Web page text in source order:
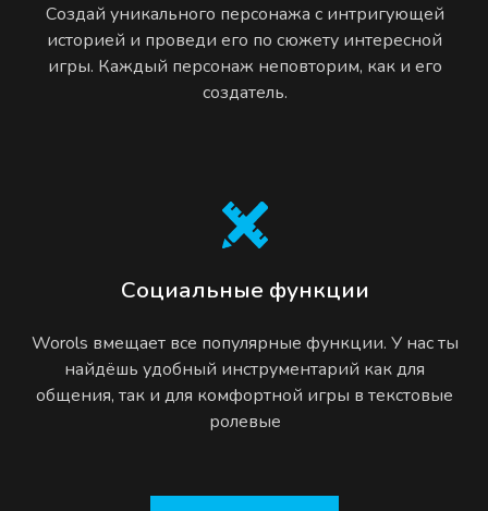
Создай уникального персонажа с интригующей
историей и проведи его по сюжету интересной
игры. Каждый персонаж неповторим, как и его
создатель.
Социальные функции
Worols вмещает все популярные функции. У нас ты
найдёшь удобный инструментарий как для
общения, так и для комфортной игры в текстовые
ролевые